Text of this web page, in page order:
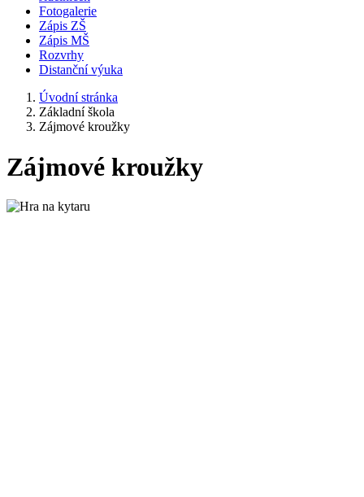
Fotogalerie
Zápis ZŠ
Zápis MŠ
Rozvrhy
Distanční výuka
Úvodní stránka
Základní škola
Zájmové kroužky
Zájmové kroužky